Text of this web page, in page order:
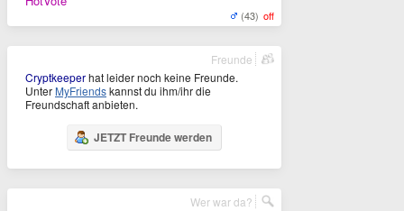
(43) off
Cryptkeeperhat leider noch keine Freunde.
Unter MyFriendskannst du ihm/ihr die
Freundschaft anbieten.
JETZT Freunde werden
Freunde
Wer war da?